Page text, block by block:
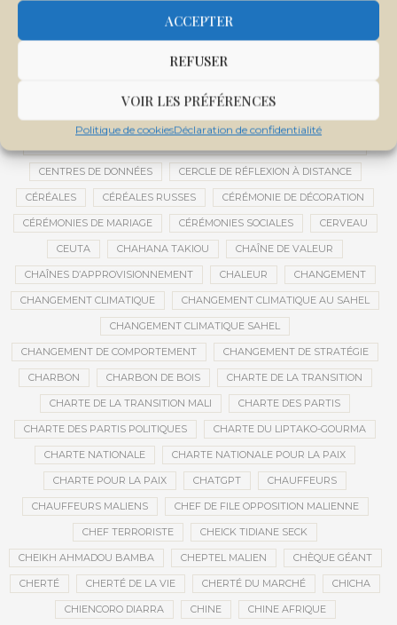
ACCEPTER
REFUSER
VOIR LES PRÉFÉRENCES
Politique de cookiesDéclaration de confidentialité
CENTRALE SOLAIRE DE SANANKOROBA
CENTRE D'INTELLIGENCE ARTIFICIELLE
CENTRE DE SANTÉ COMMUNAUTAIRE
CENTRE INTERNATIONAL DE CONFÉRENCES DE BAMAKO
CENTRE MALI
CENTRES DE DONNÉES CERCLE DE RÉFLEXION À DISTANCE
CÉRÉALES CÉRÉALES RUSSES CÉRÉMONIE DE DÉCORATION
CÉRÉMONIES DE MARIAGE CÉRÉMONIES SOCIALES CERVEAU
CEUTA CHAHANA TAKIOU CHAÎNE DE VALEUR
CHAÎNES D’APPROVISIONNEMENT CHALEUR CHANGEMENT
CHANGEMENT CLIMATIQUE CHANGEMENT CLIMATIQUE AU SAHEL
CHANGEMENT CLIMATIQUE SAHEL
CHANGEMENT DE COMPORTEMENT CHANGEMENT DE STRATÉGIE
CHARBON CHARBON DE BOIS CHARTE DE LA TRANSITION
CHARTE DE LA TRANSITION MALI CHARTE DES PARTIS
CHARTE DES PARTIS POLITIQUES CHARTE DU LIPTAKO-GOURMA
CHARTE NATIONALE CHARTE NATIONALE POUR LA PAIX
CHARTE POUR LA PAIX CHATGPT CHAUFFEURS
CHAUFFEURS MALIENS CHEF DE FILE OPPOSITION MALIENNE
CHEF TERRORISTE CHEICK TIDIANE SECK
CHEIKH AHMADOU BAMBA CHEPTEL MALIEN CHÈQUE GÉANT
CHERTÉ CHERTÉ DE LA VIE CHERTÉ DU MARCHÉ CHICHA
CHIENCORO DIARRA CHINE CHINE AFRIQUE